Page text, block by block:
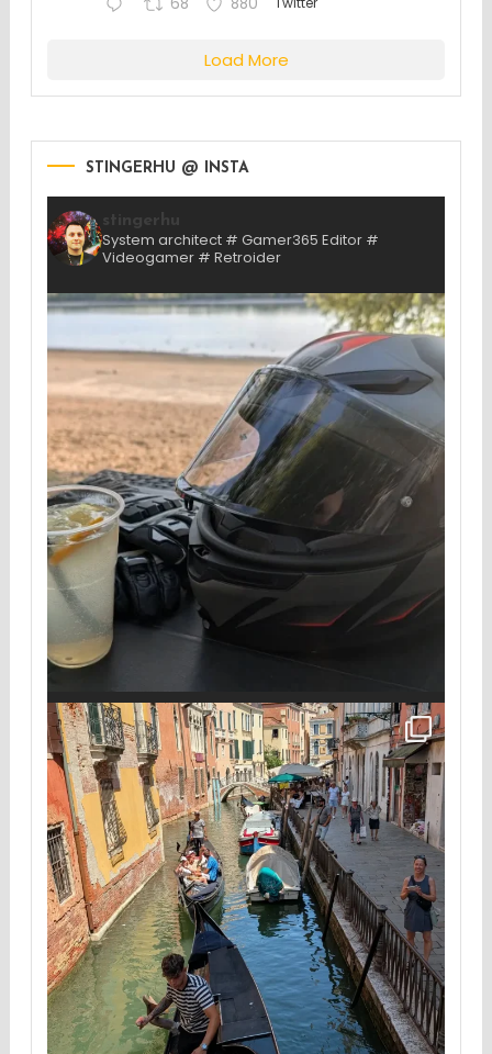
Load More
STINGERHU @ INSTA
System architect # Gamer365 Editor #
Videogamer # Retroider